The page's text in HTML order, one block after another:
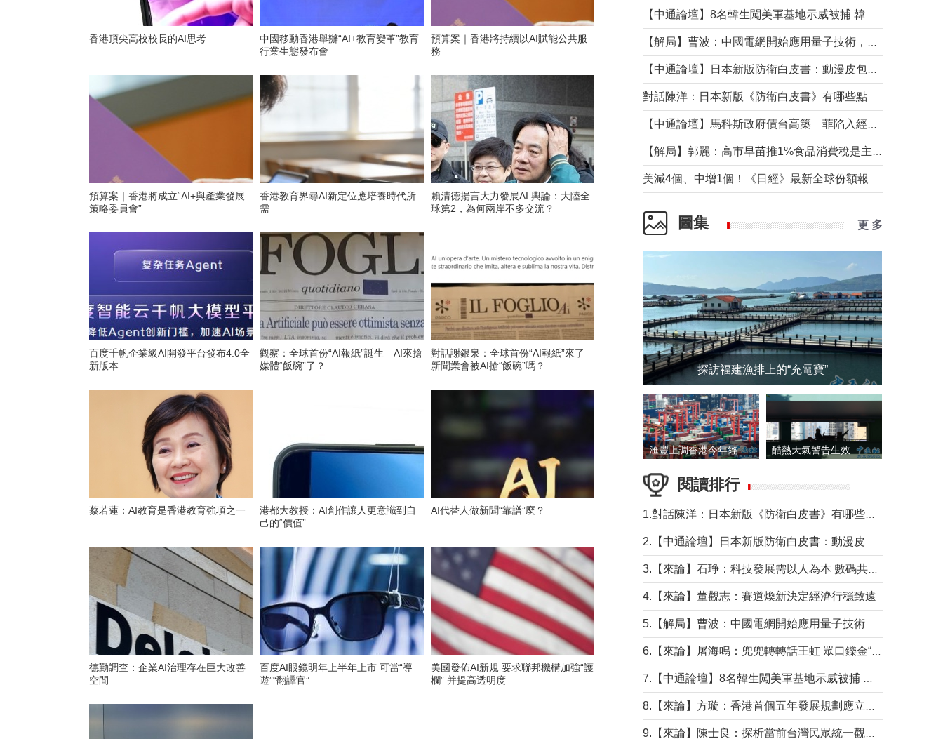
香港頂尖高校校長的AI思考
中國移動香港舉辦“AI+教育變革”教育
行業生態發布會
預算案｜香港將持續以AI賦能公共服
務
預算案｜香港將成立“AI+與產業發展
策略委員會”
香港教育界尋AI新定位應培養時代所
需
賴清德揚言大力發展AI 輿論：大陸全
球第2，為何兩岸不多交流？
百度千帆企業級AI開發平台發布4.0全
新版本
觀察：全球首份“AI報紙”誕生 AI來搶
媒體“飯碗”了？
對話謝銀泉：全球首份“AI報紙”來了
新聞業會被AI搶“飯碗”嗎？
蔡若蓮：AI教育是香港教育強項之一
港都大教授：AI創作讓人更意識到自
己的“價值”
AI代替人做新聞“靠譜”麼？
德勤調查：企業AI治理存在巨大改善
空間
百度AI眼鏡明年上半年上市 可當“導
遊”“翻譯官”
美國發佈AI新規 要求聯邦機構加強“護
欄” 并提高透明度
圖集 更 多
探訪福建漁排上的“充電寶”
滙豐上調香港今年經濟增長預測至4.5% 酷熱天氣警告生效 本港高溫持續至下周
閱讀排行
4.【來論】董觀志：賽道煥新決定經濟行穩致遠